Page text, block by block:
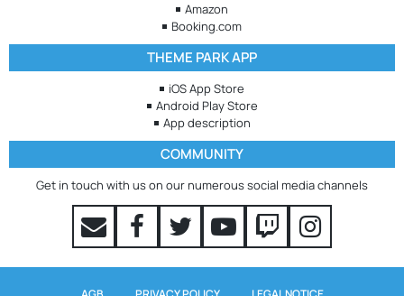
Amazon
Booking.com
THEME PARK APP
iOS App Store
Android Play Store
App description
COMMUNITY
Get in touch with us on our numerous social media channels